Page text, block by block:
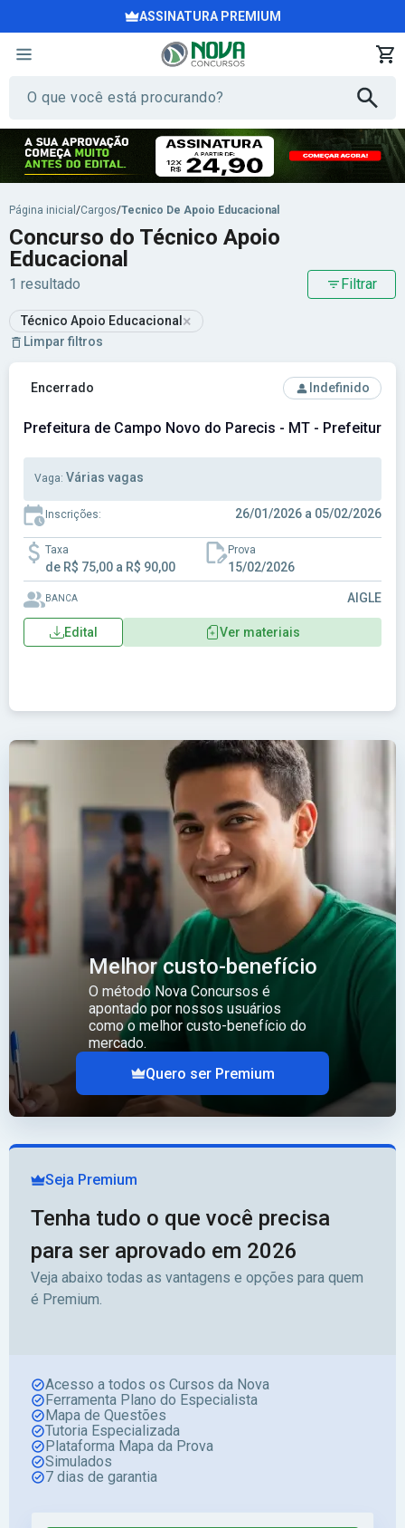
ASSINATURA PREMIUM
Página inicial /Cargos/Tecnico De Apoio Educacional
Concurso do Técnico Apoio
Educacional
1 resultado Filtrar
Técnico Apoio Educacional ×
Limpar filtros
Ver concurso: Prefeitura de Campo Novo do Parecis - MT
Encerrado Indefinido
Prefeitura de Campo Novo do Parecis - MT - Prefeitura
Vaga: Várias vagas
Inscrições: 26/01/2026 a 05/02/2026
Taxa
de R$ 75,00 a R$ 90,00
Prova
15/02/2026
BANCA AIGLE
Edital Ver materiais
Melhor custo-benefício
O método Nova Concursos é
apontado por nossos usuários
como o melhor custo-benefício do
mercado.
Quero ser Premium
Seja Premium
Tenha tudo o que você precisa
para ser aprovado em 2026
Veja abaixo todas as vantagens e opções para quem
é Premium.
Acesso a todos os Cursos da Nova
Ferramenta Plano do Especialista
Mapa de Questões
Tutoria Especializada
Plataforma Mapa da Prova
Simulados
7 dias de garantia